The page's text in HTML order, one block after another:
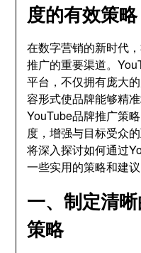
度的有效策略
在数字营销的新时代
推广的重要渠道。
平台，不仅拥有庞大
容形式使品牌能够精
YouTube品牌推广策
度，增强与目标受众
将深入探讨如何通过
一些实用的策略和建议
一、制定清
策略